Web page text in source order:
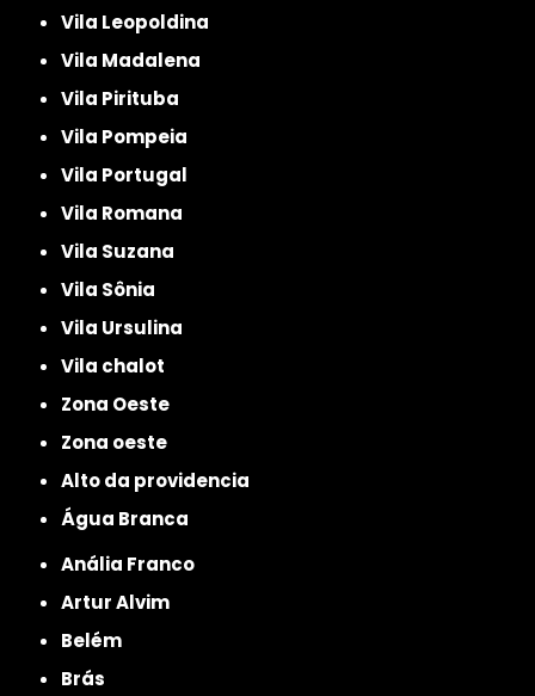
Vila Leopoldina
Vila Madalena
Vila Pirituba
Vila Pompeia
Vila Portugal
Vila Romana
Vila Suzana
Vila Sônia
Vila Ursulina
Vila chalot
Zona Oeste
Zona oeste
alto da providencia
Água Branca
Anália Franco
Artur Alvim
Belém
Brás